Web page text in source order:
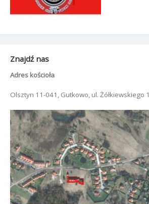
Znajdź nas
Adres kościoła
Olsztyn 11-041, Gutkowo, ul. Żółkiewskiego 1